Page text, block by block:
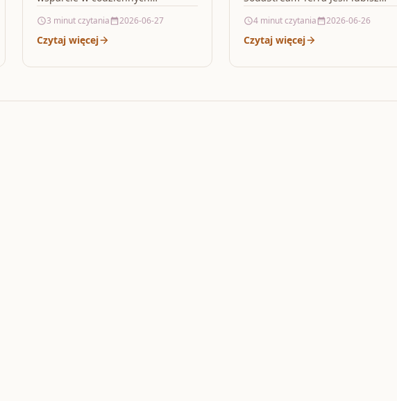
drobne ranki w jamie ustnej…
3 minut czytania 2026-06-27
Czytaj więcej
cenisz prosty sposób
przygotowania orzeźwiających
4 minut czytania 2026-06-26
Czytaj więcej